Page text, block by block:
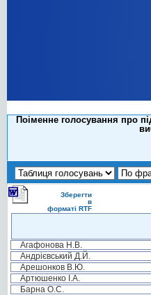
Поіменне голосування про
Зберегти
в
форматі RTF
Агафонова Н.В.
Андрієвський Д.Й.
Арешонков В.Ю.
Артюшенко І.А.
Барна О.С.